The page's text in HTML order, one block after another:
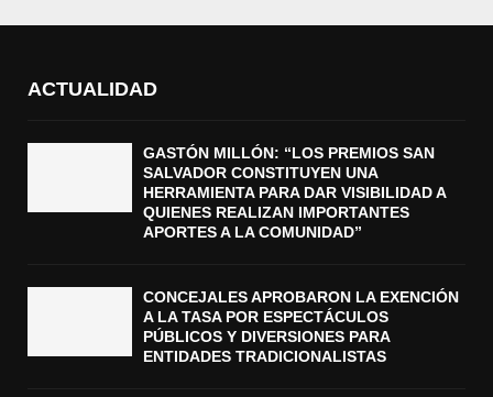
ACTUALIDAD
GASTÓN MILLÓN: “LOS PREMIOS SAN
SALVADOR CONSTITUYEN UNA
HERRAMIENTA PARA DAR VISIBILIDAD A
QUIENES REALIZAN IMPORTANTES
APORTES A LA COMUNIDAD”
CONCEJALES APROBARON LA EXENCIÓN
A LA TASA POR ESPECTÁCULOS
PÚBLICOS Y DIVERSIONES PARA
ENTIDADES TRADICIONALISTAS